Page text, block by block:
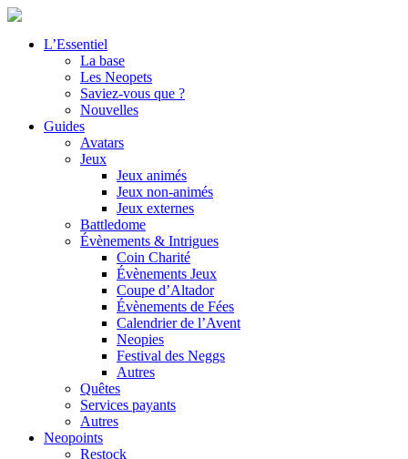
L’Essentiel
La base
Les Neopets
Saviez-vous que ?
Nouvelles
Guides
Avatars
Jeux
Jeux animés
Jeux non-animés
Jeux externes
Battledome
Évènements & Intrigues
Coin Charité
Évènements Jeux
Coupe d’Altador
Évènements de Fées
Calendrier de l’Avent
Neopies
Festival des Neggs
Autres
Quêtes
Services payants
Autres
Neopoints
Restock